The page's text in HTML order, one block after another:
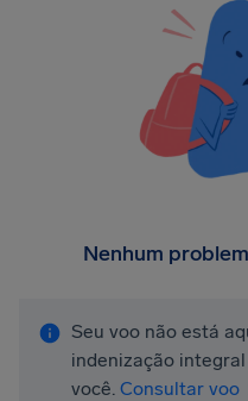
Nenhum
Seu voo não está
indenização
você. Consultar voo